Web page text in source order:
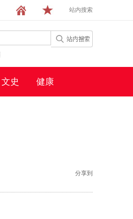
站内搜索
文史 健康
分享到